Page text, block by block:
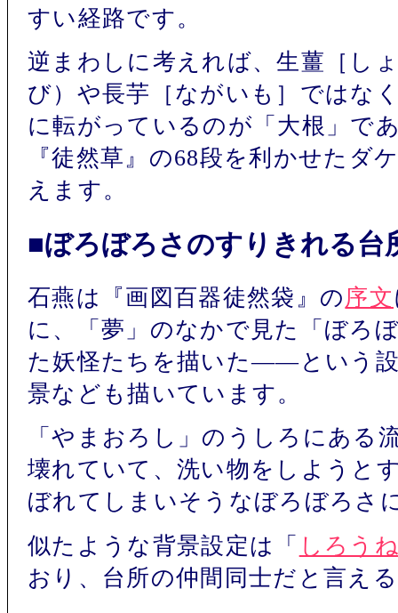
すい経路です。
逆まわしに考えれば、生薑［し
び）や長芋［ながいも］ではな
に転がっているのが「大根」で
『徒然草』の68段を利かせたダ
えます。
■ぼろぼろさのすりきれる台
石燕は『画図百器徒然袋』の序文
に、「夢」のなかで見た「ぼろ
た妖怪たちを描いた――という
景なども描いています。
「やまおろし」のうしろにある
壊れていて、洗い物をしようと
ぼれてしまいそうなぼろぼろさ
似たような背景設定は「 しろう
おり、台所の仲間同士だと言え